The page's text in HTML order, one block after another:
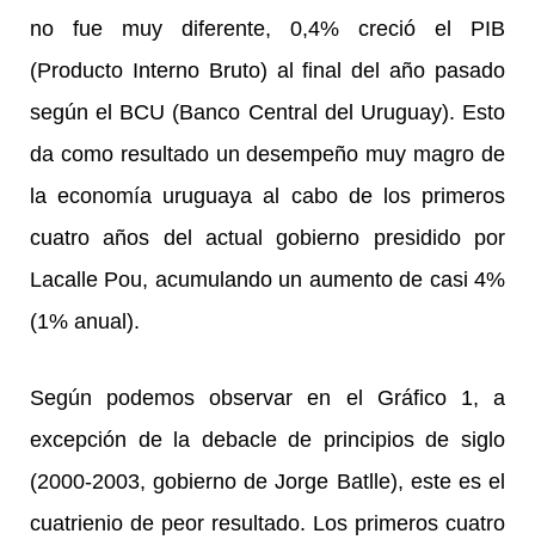
no fue muy diferente, 0,4% creció el PIB
(Producto Interno Bruto) al final del año pasado
según el BCU (Banco Central del Uruguay). Esto
da como resultado un desempeño muy magro de
la economía uruguaya al cabo de los primeros
cuatro años del actual gobierno presidido por
Lacalle Pou, acumulando un aumento de casi 4%
(1% anual).
Según podemos observar en el Gráfico 1, a
excepción de la debacle de principios de siglo
(2000-2003, gobierno de Jorge Batlle), este es el
cuatrienio de peor resultado. Los primeros cuatro